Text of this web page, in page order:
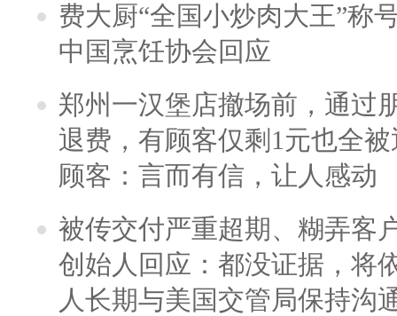
费大厨“全国小炒肉大王”称
中国烹饪协会回应
郑州一汉堡店撤场前，通过
退费，有顾客仅剩1元也全
顾客：言而有信，让人感动
被传交付严重超期、糊弄客
创始人回应：都没证据，将
人长期与美国交管局保持沟